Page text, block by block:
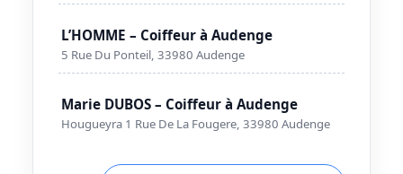
L’HOMME – Coiffeur à Audenge
5 Rue Du Ponteil, 33980 Audenge
Marie DUBOS – Coiffeur à Audenge
Hougueyra 1 Rue De La Fougere, 33980 Audenge